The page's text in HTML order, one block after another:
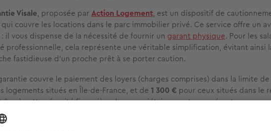
Visale, proposée par Action Logement, est un dispositif de
couvre les locations dans le parc immobilier privé. Ce service offre un
il vous dispense de la nécessité de fournir un garant physique. Pour les
professionnelle, cela représente une véritable simplification, évitant ainsi
fastidieuse d’un proche prêt à se porter caution.
couvre le paiement des loyers (charges comprises) dans la limite de
logements situés en Île-de-France, et de 1 300 € pour ceux situés dans le
à cette sécurité financière, les propriétaires sont rassurés, et vous
sur votre nouvelle vie professionnelle sans crainte d’être refusé en
de garant.